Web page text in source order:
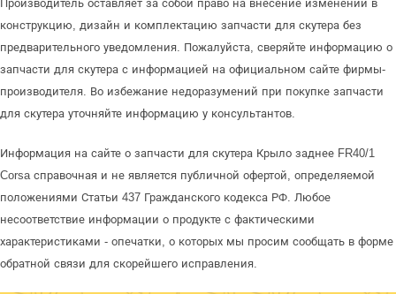
Производитель оставляет за собой право на внесение изменений в
конструкцию, дизайн и комплектацию запчасти для скутера без
предварительного уведомления. Пожалуйста, сверяйте информацию о
запчасти для скутера с информацией на официальном сайте фирмы-
производителя. Во избежание недоразумений при покупке запчасти
для скутера уточняйте информацию у консультантов.
Информация на сайте о запчасти для скутера Крыло заднее FR40/1
Corsa справочная и не является публичной офертой, определяемой
положениями Статьи 437 Гражданского кодекса РФ. Любое
несоответствие информации о продукте с фактическими
характеристиками - опечатки, о которых мы просим сообщать в форме
обратной связи для скорейшего исправления.